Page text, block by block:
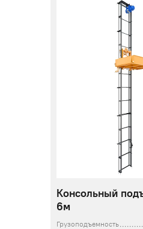
Консольный
6м
Грузоподъемность